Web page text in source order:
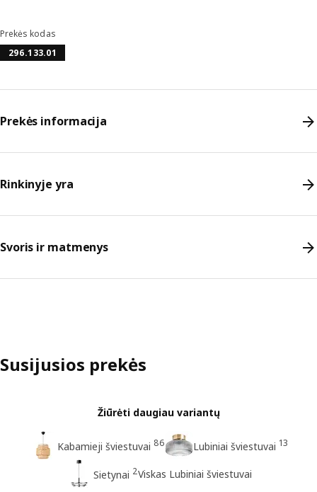
Prekės kodas
296.133.01
Prekės informacija
Rinkinyje yra
Svoris ir matmenys
Susijusios prekės
Žiūrėti daugiau variantų
Kabamieji šviestuvai 86 Lubiniai šviestuvai 13
Sietynai 2Viskas Lubiniai šviestuvai